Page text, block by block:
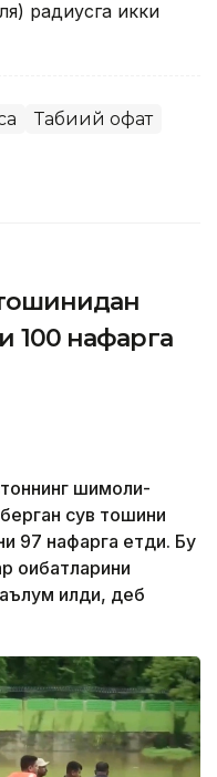
радиусга икки
Табиий офат
100 нафарга
шимоли-
сув тошқини
97 нафарга етди. Бу
оқибатларини
қилди, деб